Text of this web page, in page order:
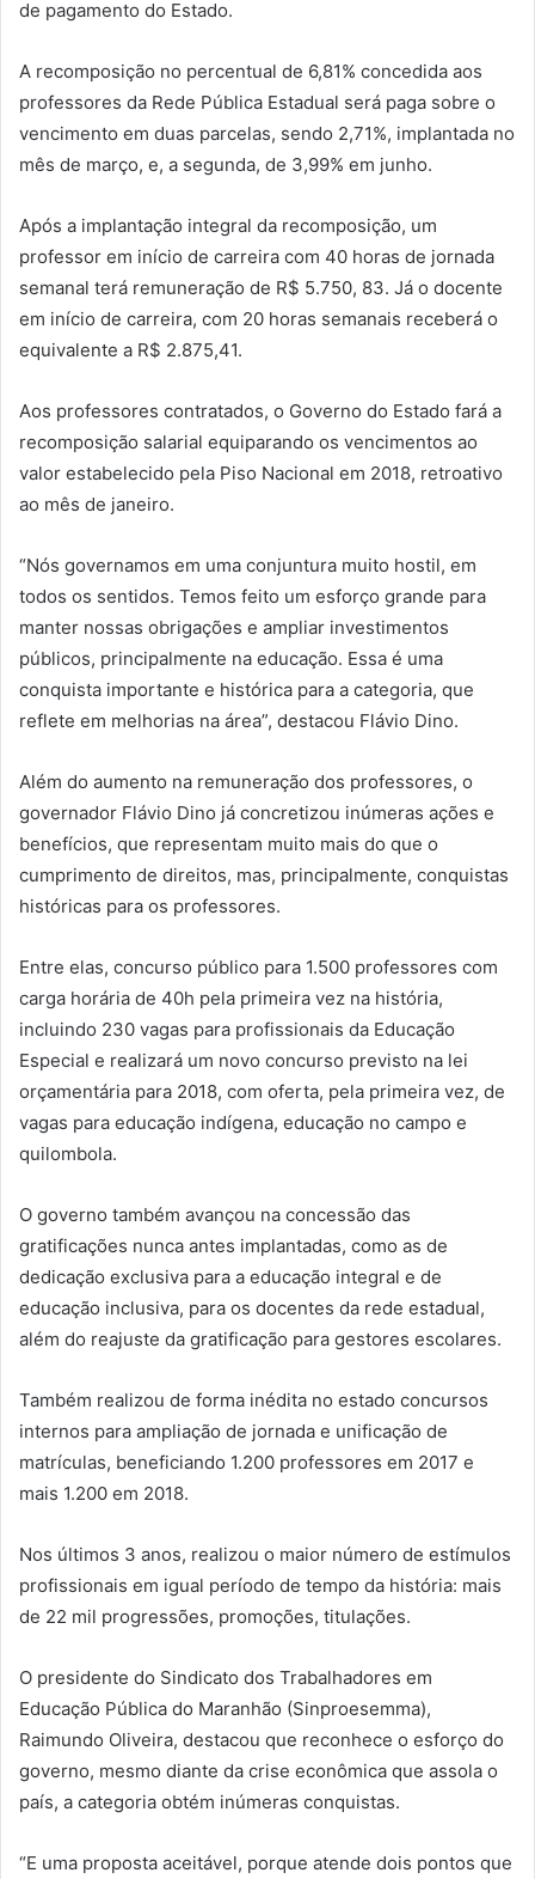
de pagamento do Estado.
A recomposição no percentual de 6,81% concedida aos
professores da Rede Pública Estadual será paga sobre o
vencimento em duas parcelas, sendo 2,71%, implantada no
mês de março, e, a segunda, de 3,99% em junho.
Após a implantação integral da recomposição, um
professor em início de carreira com 40 horas de jornada
semanal terá remuneração de R$ 5.750, 83. Já o docente
em início de carreira, com 20 horas semanais receberá o
equivalente a R$ 2.875,41.
Aos professores contratados, o Governo do Estado fará a
recomposição salarial equiparando os vencimentos ao
valor estabelecido pela Piso Nacional em 2018, retroativo
ao mês de janeiro.
“Nós governamos em uma conjuntura muito hostil, em
todos os sentidos. Temos feito um esforço grande para
manter nossas obrigações e ampliar investimentos
públicos, principalmente na educação. Essa é uma
conquista importante e histórica para a categoria, que
reflete em melhorias na área”, destacou Flávio Dino.
Além do aumento na remuneração dos professores, o
governador Flávio Dino já concretizou inúmeras ações e
benefícios, que representam muito mais do que o
cumprimento de direitos, mas, principalmente, conquistas
históricas para os professores.
Entre elas, concurso público para 1.500 professores com
carga horária de 40h pela primeira vez na história,
incluindo 230 vagas para profissionais da Educação
Especial e realizará um novo concurso previsto na lei
orçamentária para 2018, com oferta, pela primeira vez, de
vagas para educação indígena, educação no campo e
quilombola.
O governo também avançou na concessão das
gratificações nunca antes implantadas, como as de
dedicação exclusiva para a educação integral e de
educação inclusiva, para os docentes da rede estadual,
além do reajuste da gratificação para gestores escolares.
Também realizou de forma inédita no estado concursos
internos para ampliação de jornada e unificação de
matrículas, beneficiando 1.200 professores em 2017 e
mais 1.200 em 2018.
Nos últimos 3 anos, realizou o maior número de estímulos
profissionais em igual período de tempo da história: mais
de 22 mil progressões, promoções, titulações.
O presidente do Sindicato dos Trabalhadores em
Educação Pública do Maranhão (Sinproesemma),
Raimundo Oliveira, destacou que reconhece o esforço do
governo, mesmo diante da crise econômica que assola o
país, a categoria obtém inúmeras conquistas.
“E uma proposta aceitável, porque atende dois pontos que